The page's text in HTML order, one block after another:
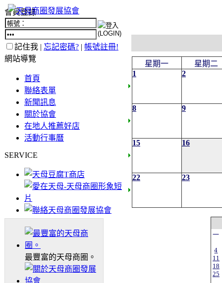
會員登錄
記住我 | 忘記密碼? | 帳號註冊!
網站導覽
首頁
聯絡表單
新聞訊息
關於協會
在地人推薦好店
活動行事曆
SERVICE
最豐富的天母商圈。
星期一
星期二
1
2
8 9
15 16
22 23
一
4
11
18
25